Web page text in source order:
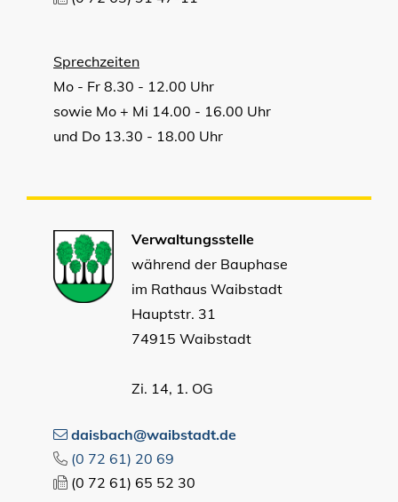
Sprechzeiten
Mo - Fr 8.30 - 12.00 Uhr
sowie Mo + Mi 14.00 - 16.00 Uhr
und Do 13.30 - 18.00 Uhr
Verwaltungsstelle
während der Bauphase
im Rathaus Waibstadt
Hauptstr. 31
74915 Waibstadt
Zi. 14, 1. OG
daisbach@waibstadt.de
(0 72 61) 20 69
(0 72 61) 65 52 30